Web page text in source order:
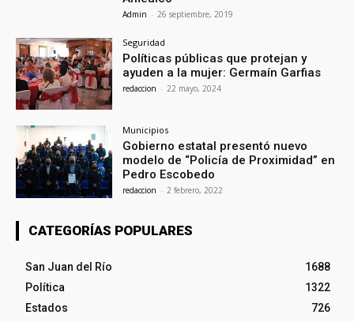
Admin - 26 septiembre, 2019
Seguridad
Políticas públicas que protejan y
ayuden a la mujer: Germaín Garfias
redaccion - 22 mayo, 2024
Municipios
Gobierno estatal presentó nuevo
modelo de “Policía de Proximidad” en
Pedro Escobedo
redaccion - 2 febrero, 2022
CATEGORÍAS POPULARES
San Juan del Río
1688
Política
1322
Estados
726